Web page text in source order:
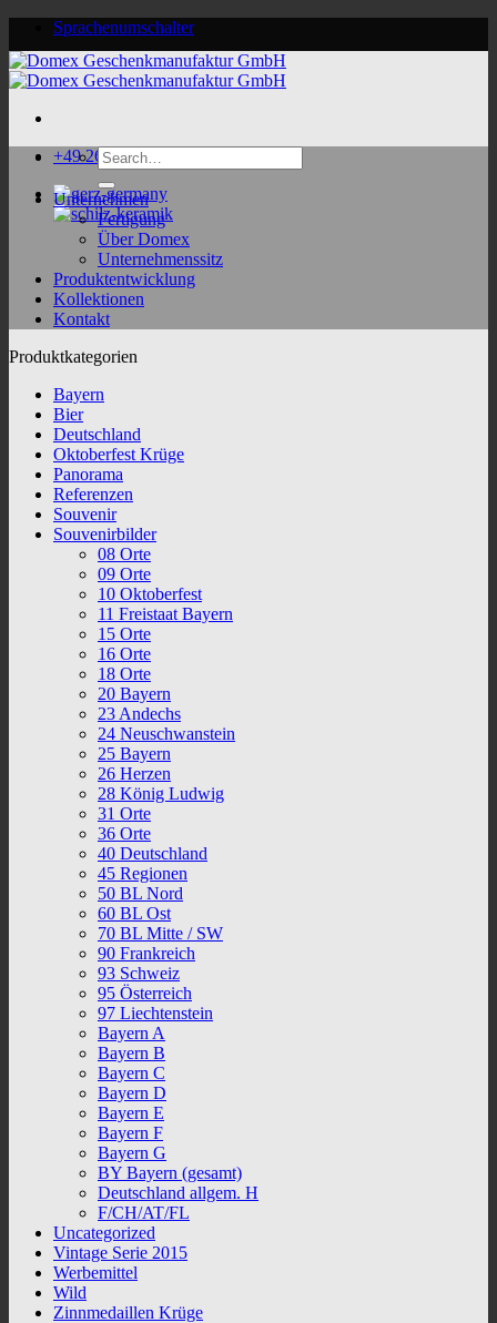
content
Sprachenumschalter
+49 2624 9188 0
Search
for:
Unternehmen
Fertigung
Über Domex
Unternehmenssitz
Produktentwicklung
Kollektionen
Kontakt
Produktkategorien
Bayern
Bier
Deutschland
Oktoberfest Krüge
Panorama
Referenzen
Souvenir
Souvenirbilder
08 Orte
09 Orte
10 Oktoberfest
11 Freistaat Bayern
15 Orte
16 Orte
18 Orte
20 Bayern
23 Andechs
24 Neuschwanstein
25 Bayern
26 Herzen
28 König Ludwig
31 Orte
36 Orte
40 Deutschland
45 Regionen
50 BL Nord
60 BL Ost
70 BL Mitte / SW
90 Frankreich
93 Schweiz
95 Österreich
97 Liechtenstein
Bayern A
Bayern B
Bayern C
Bayern D
Bayern E
Bayern F
Bayern G
BY Bayern (gesamt)
Deutschland allgem. H
F/CH/AT/FL
Uncategorized
Vintage Serie 2015
Werbemittel
Wild
Zinnmedaillen Krüge